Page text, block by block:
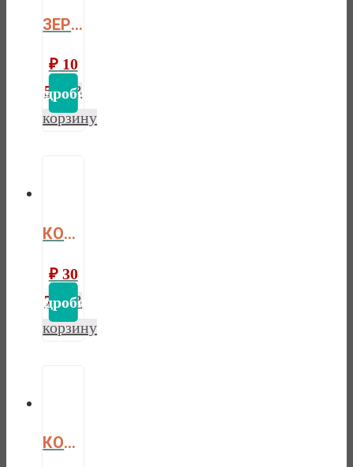
ЗЕРКАЛО ФОРЕСТ БЕЛЫЙ ВОСК/АНТРАЦИТ
₽10
570 В
корзину
КОМОД ФОРЕСТ 1 ДВЕРЬ 4 ЯЩИКА БЕЛЫЙ ВОСК/АНТРАЦИТ
₽30
772 В
корзину
КОМОД ФОРЕСТ 2 ДВЕРИ 1 ЯЩИК БЕЛЫЙ ВОСК/АНТРАЦИТ